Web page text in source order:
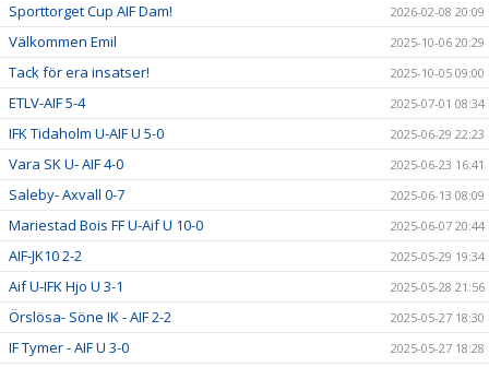
Sporttorget Cup AIF Dam! 2026-02-08 20:09
Välkommen Emil 2025-10-06 20:29
Tack för era insatser! 2025-10-05 09:00
ETLV-AIF 5-4 2025-07-01 08:34
IFK Tidaholm U-AIF U 5-0 2025-06-29 22:23
Vara SK U- AIF 4-0 2025-06-23 16:41
Saleby- Axvall 0-7 2025-06-13 08:09
Mariestad Bois FF U-Aif U 10-0 2025-06-07 20:44
AIF-JK10 2-2 2025-05-29 19:34
Aif U-IFK Hjo U 3-1 2025-05-28 21:56
Örslösa- Söne IK - AIF 2-2 2025-05-27 18:30
IF Tymer - AIF U 3-0 2025-05-27 18:28